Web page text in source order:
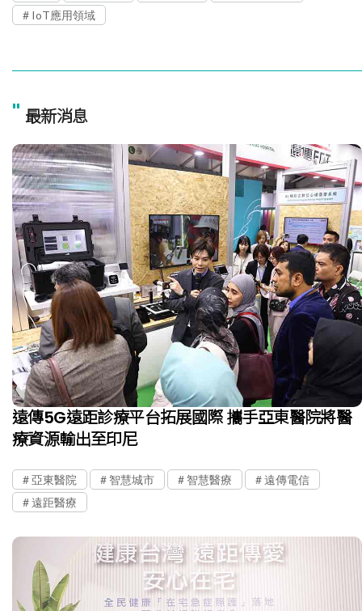
IoT應用領域
" 最新消息
遠傳5G遠距診療平台拓展國際 攜手亞東醫院將醫
療資源輸出至印尼
亞東醫院 智慧城市 智慧醫療
遠傳電信
遠距醫療